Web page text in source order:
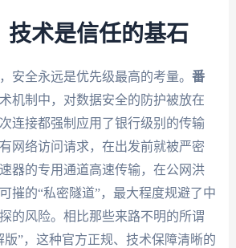
技术是信任的基石
安全永远是优先级最高的考量。 番
机制中，对数据安全的防护被放在
连接都强制应用了银行级别的传输
网络访问请求，在出发前就被严密
器的专用通道高速传输，在公网洪
摧的“私密隧道”，最大程度规避了中
的风险。相比那些来路不明的所谓
版”，这种官方正规、技术保障清晰的